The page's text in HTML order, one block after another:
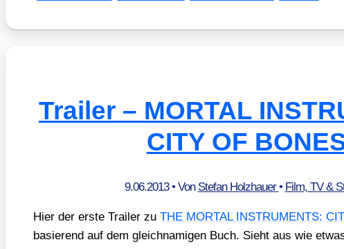
Trailer – MORTAL
CITY OF
9.06.2013• Von Stefan Holzhauer• Film, TV &
Hier der ers­te Trai­ler zu THE MORTAL INSTRUMENTS:
basie­rend auf dem gleich­na­mi­gen Buch. Sieht aus wie